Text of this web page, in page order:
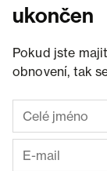
ukončen
Pokud jste
obnovení, tak